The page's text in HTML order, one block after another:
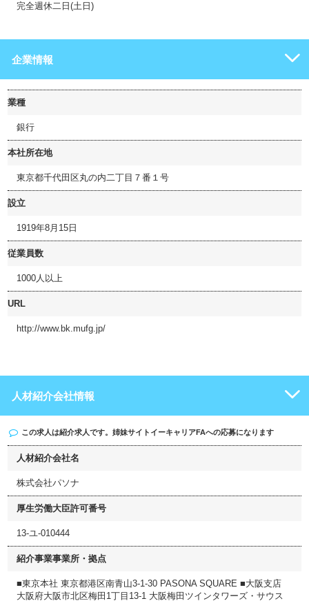
完全週休二日(土日)
企業情報
業種
銀行
本社所在地
東京都千代田区丸の内二丁目７番１号
設立
1919年8月15日
従業員数
1000人以上
URL
http://www.bk.mufg.jp/
人材紹介会社情報
この求人は紹介求人です。姉妹サイト イーキャリアFAへの応募になります
人材紹介会社名
株式会社パソナ
厚生労働大臣許可番号
13-ユ-010444
紹介事業事業所・拠点
■東京本社 東京都港区南青山3-1-30 PASONA SQUARE ■大阪支店
大阪府大阪市北区梅田1丁目13-1 大阪梅田ツインタワーズ・サウス